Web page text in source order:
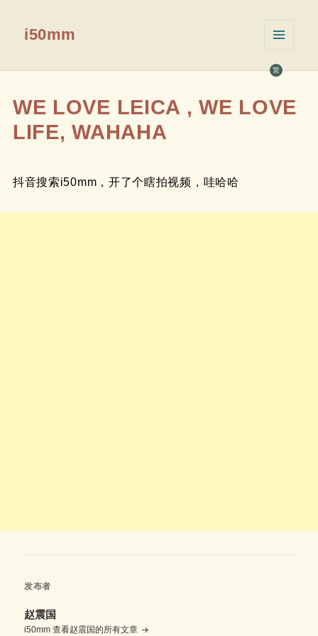
繁
i50mm
挂件
WE LOVE LEICA , WE LOVE
LIFE, WAHAHA
抖音搜索i50mm，开了个瞎拍视频，哇哈哈
发布者
赵震国
i50mm查看赵震国的所有文章